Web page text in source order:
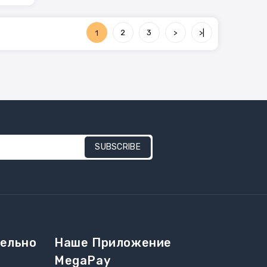
1 2 3 > >|
SUBSCRIBE
Наше Приложение
MegaPay